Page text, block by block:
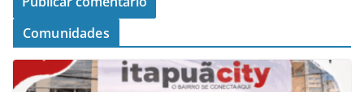
Comunidades